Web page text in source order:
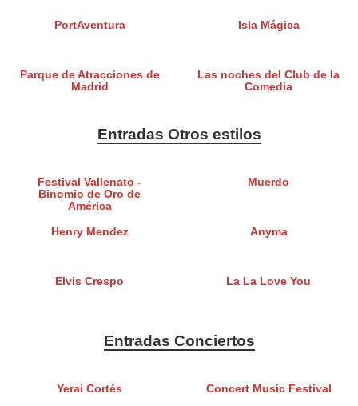
PortAventura Isla Mágica
Parque de Atracciones de
Madrid
Las noches del Club de la
Comedia
Entradas Otros estilos
Festival Vallenato -
Binomio de Oro de
América
Muerdo
Henry Mendez Anyma
Elvis Crespo La La Love You
Entradas Conciertos
Yerai Cortés Concert Music Festival